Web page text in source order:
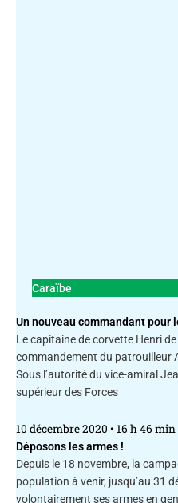
Caraïbe
Un nouveau commandant
Le capitaine de corvette Henri
commandement du patrouilleur
Sous l’autorité du vice-amiral
supérieur des Forces
10 décembre 2020 16 h 46 min
Déposons les armes !
Depuis le 18 novembre, la
population à venir, jusqu’au 31
volontairement ses armes en